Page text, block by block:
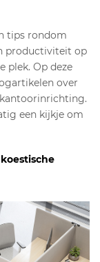
tips rondom
productiviteit op
plek. Op deze
over
een kijkje om